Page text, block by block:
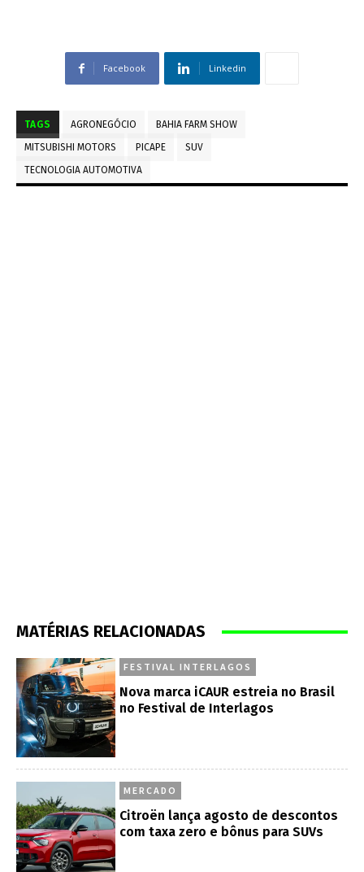
Facebook Linkedin
TAGS AGRONEGÓCIO
BAHIA FARM SHOW
MITSUBISHI MOTORS
PICAPE
SUV
TECNOLOGIA AUTOMOTIVA
MATÉRIAS RELACIONADAS
FESTIVAL INTERLAGOS
Nova marca iCAUR estreia no Brasil
no Festival de Interlagos
MERCADO
Citroën lança agosto de descontos
com taxa zero e bônus para SUVs